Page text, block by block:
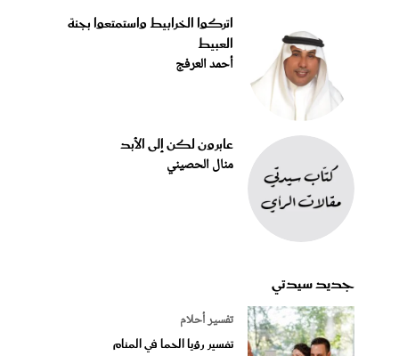
اتركوا الخرابيط واستمتعوا بجنة
العبيط
أحمد العرفج
عابرون لكن إلى الأبد
منال الحصيني
جديد سيدتي
تفسير أحلام
تفسير رؤيا الحما في المنام